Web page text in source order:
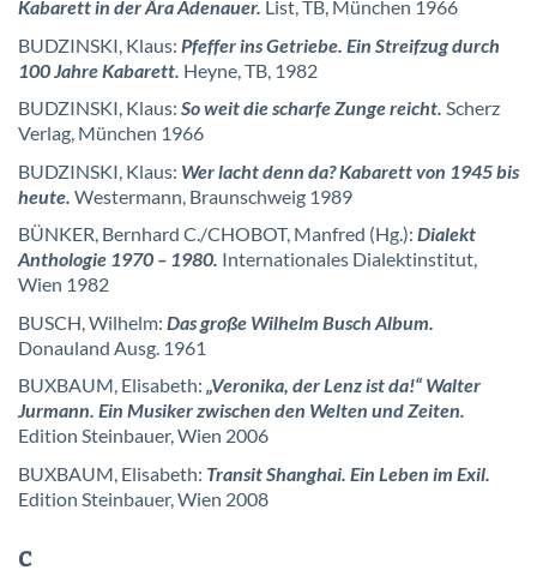
Kabarett in der Ära Adenauer. List, TB, München 1966
BUDZINSKI, Klaus: Pfeffer ins Getriebe. Ein Streifzug durch
100 Jahre Kabarett. Heyne, TB, 1982
BUDZINSKI, Klaus: So weit die scharfe Zunge reicht. Scherz
Verlag, München 1966
BUDZINSKI, Klaus: Wer lacht denn da? Kabarett von 1945 bis
heute. Westermann, Braunschweig 1989
BÜNKER, Bernhard C./CHOBOT, Manfred (Hg.): Dialekt
Anthologie 1970 – 1980. Internationales Dialektinstitut,
Wien 1982
BUSCH, Wilhelm: Das große Wilhelm Busch Album.
Donauland Ausg. 1961
BUXBAUM, Elisabeth: „Veronika, der Lenz ist da!“ Walter
Jurmann. Ein Musiker zwischen den Welten und Zeiten.
Edition Steinbauer, Wien 2006
BUXBAUM, Elisabeth: Transit Shanghai. Ein Leben im Exil.
Edition Steinbauer, Wien 2008
C